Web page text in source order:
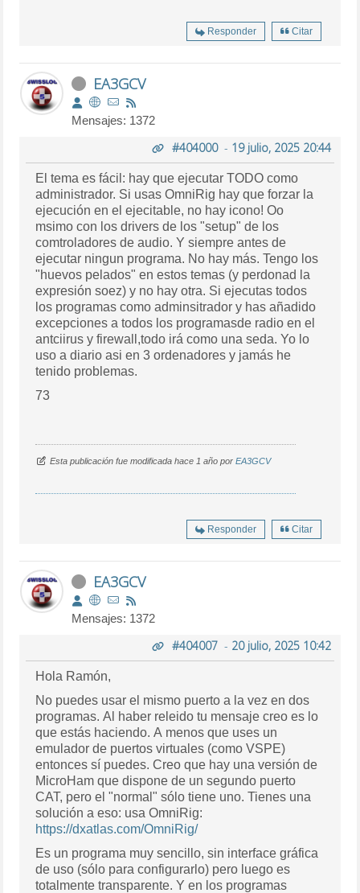
Responder Citar
EA3GCV
Mensajes: 1372
#404000- 19 julio, 2025 20:44
El tema es fácil: hay que ejecutar TODO como
administrador. Si usas OmniRig hay que forzar la
ejecución en el ejecitable, no hay icono! Oo
msimo con los drivers de los "setup" de los
comtroladores de audio. Y siempre antes de
ejecutar ningun programa. No hay más. Tengo los
"huevos pelados" en estos temas (y perdonad la
expresión soez) y no hay otra. Si ejecutas todos
los programas como adminsitrador y has añadido
excepciones a todos los programasde radio en el
antciirus y firewall,todo irá como una seda. Yo lo
uso a diario asi en 3 ordenadores y jamás he
tenido problemas.
73
Esta publicación fue modificada hace 1 año porEA3GCV
Responder Citar
EA3GCV
Mensajes: 1372
#404007- 20 julio, 2025 10:42
Hola Ramón,
No puedes usar el mismo puerto a la vez en dos
programas. Al haber releido tu mensaje creo es lo
que estás haciendo. A menos que uses un
emulador de puertos virtuales (como VSPE)
entonces sí puedes. Creo que hay una versión de
MicroHam que dispone de un segundo puerto
CAT, pero el "normal" sólo tiene uno. Tienes una
solución a eso: usa OmniRig:
https://dxatlas.com/OmniRig/
Es un programa muy sencillo, sin interface gráfica
de uso (sólo para configurarlo) pero luego es
totalmente transparente. Y en los programas